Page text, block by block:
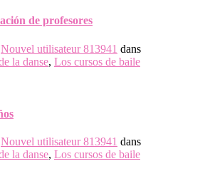
de profesores
Nouvel utilisateur 813941 dans
la danse, Los cursos de baile
Nouvel utilisateur 813941 dans
la danse, Los cursos de baile